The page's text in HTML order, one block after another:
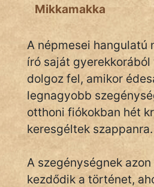
Legenda
Mese
Mitológia
Monda
És
Elbeszélés
Regény
Mikkamakka
A népmesei hangulatú
író saját
dolgoz fel, amikor
legnagyobb
otthoni fiókokban hét
keresgéltek szappanra.
A szegénységnek azon
kezdődik a történet,